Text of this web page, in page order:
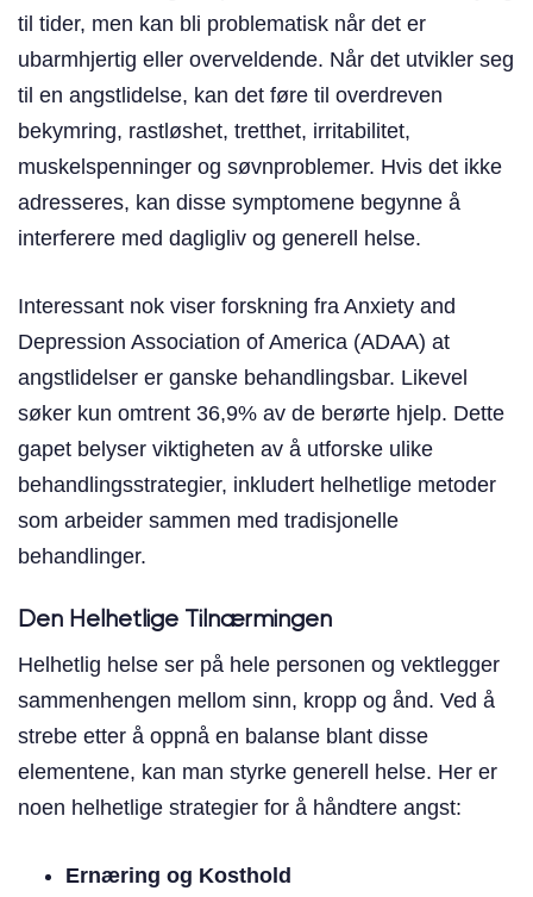
til tider, men kan bli problematisk når det er
ubarmhjertig eller overveldende. Når det utvikler seg
til en angstlidelse, kan det føre til overdreven
bekymring, rastløshet, tretthet, irritabilitet,
muskelspenninger og søvnproblemer. Hvis det ikke
adresseres, kan disse symptomene begynne å
interferere med dagligliv og generell helse.
Interessant nok viser forskning fra Anxiety and
Depression Association of America (ADAA) at
angstlidelser er ganske behandlingsbar. Likevel
søker kun omtrent 36,9% av de berørte hjelp. Dette
gapet belyser viktigheten av å utforske ulike
behandlingsstrategier, inkludert helhetlige metoder
som arbeider sammen med tradisjonelle
behandlinger.
Den Helhetlige Tilnærmingen
Helhetlig helse ser på hele personen og vektlegger
sammenhengen mellom sinn, kropp og ånd. Ved å
strebe etter å oppnå en balanse blant disse
elementene, kan man styrke generell helse. Her er
noen helhetlige strategier for å håndtere angst:
Ernæring og Kosthold